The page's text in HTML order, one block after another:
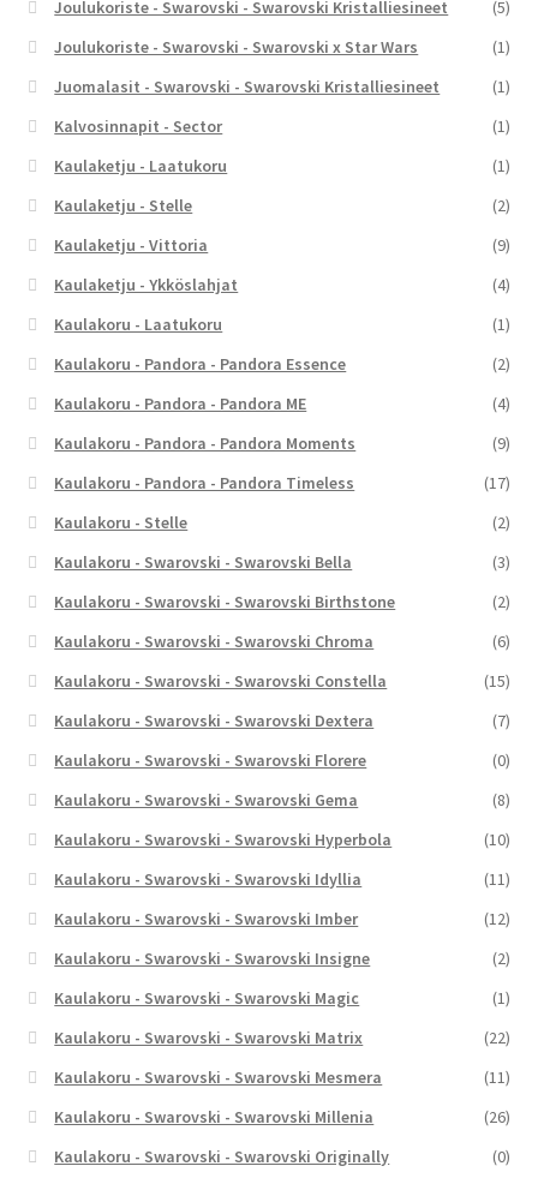
Joulukoriste - Swarovski - Swarovski Kristalliesineet
(5)
Joulukoriste - Swarovski - Swarovski x Star Wars
(1)
Juomalasit - Swarovski - Swarovski Kristalliesineet
(1)
Kalvosinnapit - Sector
(1)
Kaulaketju - Laatukoru
(1)
Kaulaketju - Stelle
(2)
Kaulaketju - Vittoria
(9)
Kaulaketju - Ykköslahjat
(4)
Kaulakoru - Laatukoru
(1)
Kaulakoru - Pandora - Pandora Essence
(2)
Kaulakoru - Pandora - Pandora ME
(4)
Kaulakoru - Pandora - Pandora Moments
(9)
Kaulakoru - Pandora - Pandora Timeless
(17)
Kaulakoru - Stelle
(2)
Kaulakoru - Swarovski - Swarovski Bella
(3)
Kaulakoru - Swarovski - Swarovski Birthstone
(2)
Kaulakoru - Swarovski - Swarovski Chroma
(6)
Kaulakoru - Swarovski - Swarovski Constella
(15)
Kaulakoru - Swarovski - Swarovski Dextera
(7)
Kaulakoru - Swarovski - Swarovski Florere
(0)
Kaulakoru - Swarovski - Swarovski Gema
(8)
Kaulakoru - Swarovski - Swarovski Hyperbola
(10)
Kaulakoru - Swarovski - Swarovski Idyllia
(11)
Kaulakoru - Swarovski - Swarovski Imber
(12)
Kaulakoru - Swarovski - Swarovski Insigne
(2)
Kaulakoru - Swarovski - Swarovski Magic
(1)
Kaulakoru - Swarovski - Swarovski Matrix
(22)
Kaulakoru - Swarovski - Swarovski Mesmera
(11)
Kaulakoru - Swarovski - Swarovski Millenia
(26)
Kaulakoru - Swarovski - Swarovski Originally
(0)